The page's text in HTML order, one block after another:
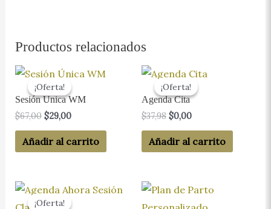
Productos relacionados
¡Oferta!
¡Oferta!
Sesión Única WM
$67,00 El
original
era:
$29,00El
actual
es:
Añadir al carrito
¡Oferta!
¡Oferta!
Agenda Cita
$37,98 El
original
era:
$0,00El
actual
es:
Añadir al carrito
¡Oferta!
¡Oferta!